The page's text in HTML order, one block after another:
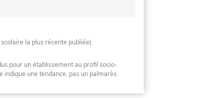
la plus récente publiée).
pour un établissement au profil socio-
une tendance, pas un palmarès.